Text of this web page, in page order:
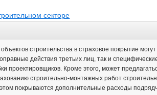
секторе
строительства в страховое покрытие
действия третьих лиц, так и
проектировщиков. Кроме этого, может
строительно-монтажных работ
покрываются дополнительные расходы